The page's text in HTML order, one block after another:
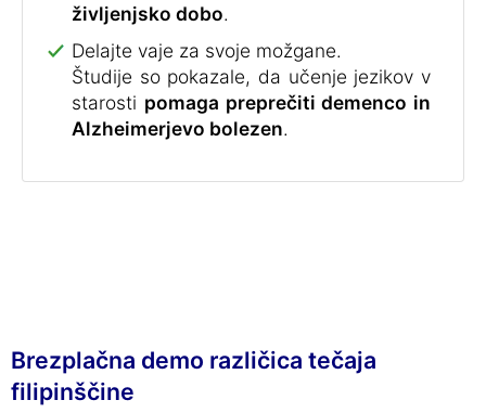
življenjsko dobo.
Delajte vaje za svoje možgane.
Študije so pokazale, da učenje jezikov v
starosti pomaga preprečiti demenco in
Alzheimerjevo bolezen.
Brezplačna demo različica tečaja
filipinščine